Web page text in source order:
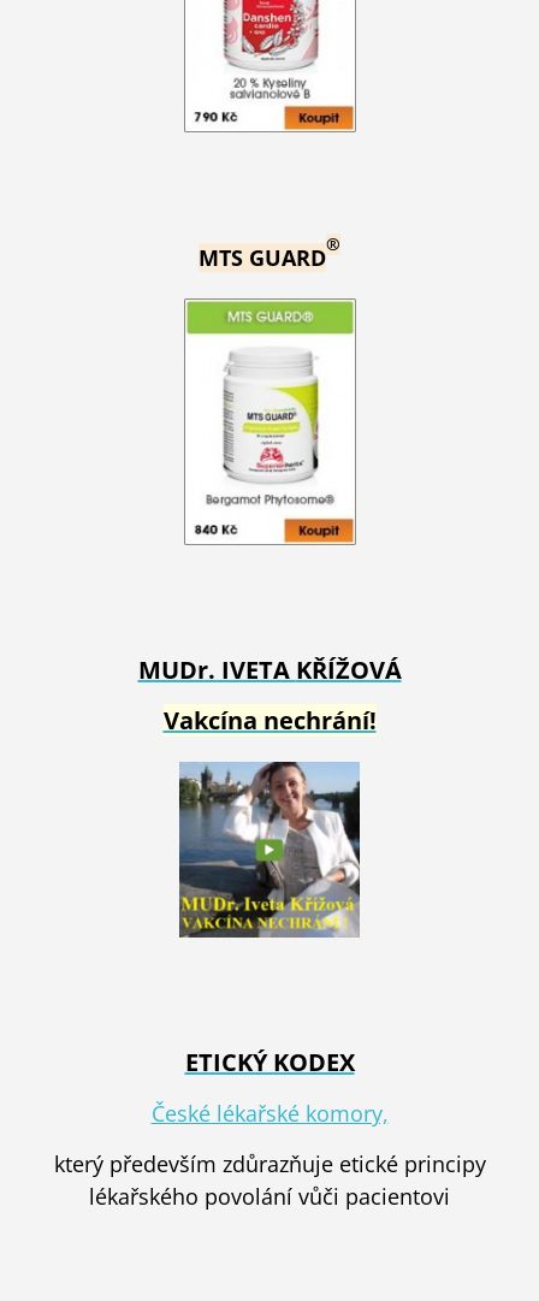
MTS GUARD®
MUDr. IVETA KŘÍŽOVÁ
Vakcína nechrání!
ETICKÝ KODEX
České lékařské komory,
který především zdůrazňuje etické principy
lékařského povolání vůči pacientovi